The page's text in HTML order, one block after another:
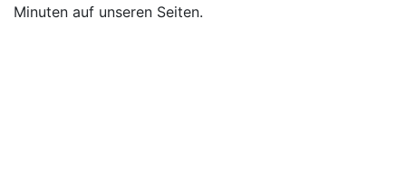
Minuten auf unseren Seiten.